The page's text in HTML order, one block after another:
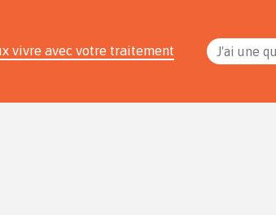
vivre avec votre traitement J'ai une